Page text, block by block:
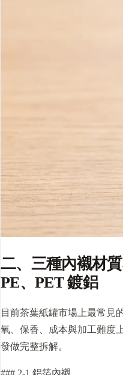
二、三種內襯材
PE、PET 鍍鋁
目前茶葉紙罐市場上最常見
氧、保香、成本與加工難度
發做完整拆解。